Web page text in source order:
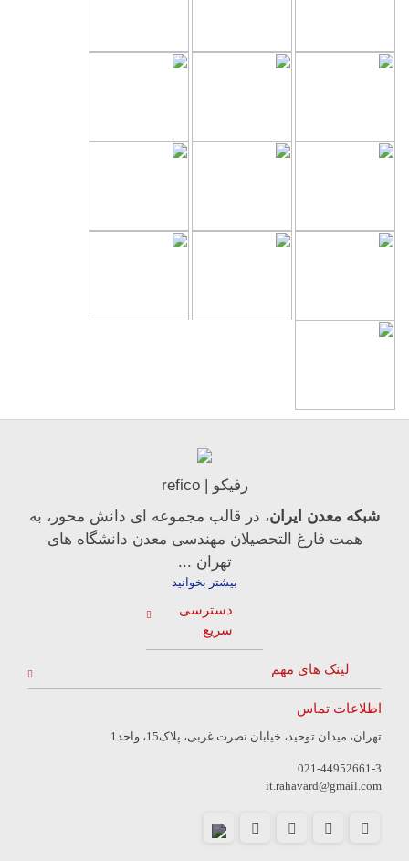
رفیکو | refico
شبکه معدن ایران، در قالب مجموعه ای دانش محور، به
همت فارغ­ التحصیلان مهندسی معدن دانشگاه ­های
تهران ...
بیشتر بخوانید
دسترسی
سریع
لینک های مهم
اطلاعات تماس
تهران، میدان توحید، خیابان نصرت غربی، پلاک15، واحد1
021-44952661-3
it.rahavard@gmail.com